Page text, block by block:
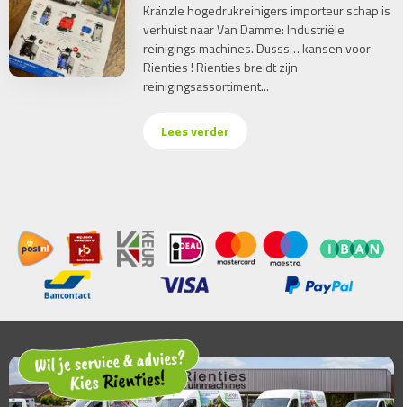
Kränzle hogedrukreinigers importeur schap is
verhuist naar Van Damme: Industriële
reinigings machines. Dusss… kansen voor
Rienties ! Rienties breidt zijn
reinigingsassortiment...
Lees verder